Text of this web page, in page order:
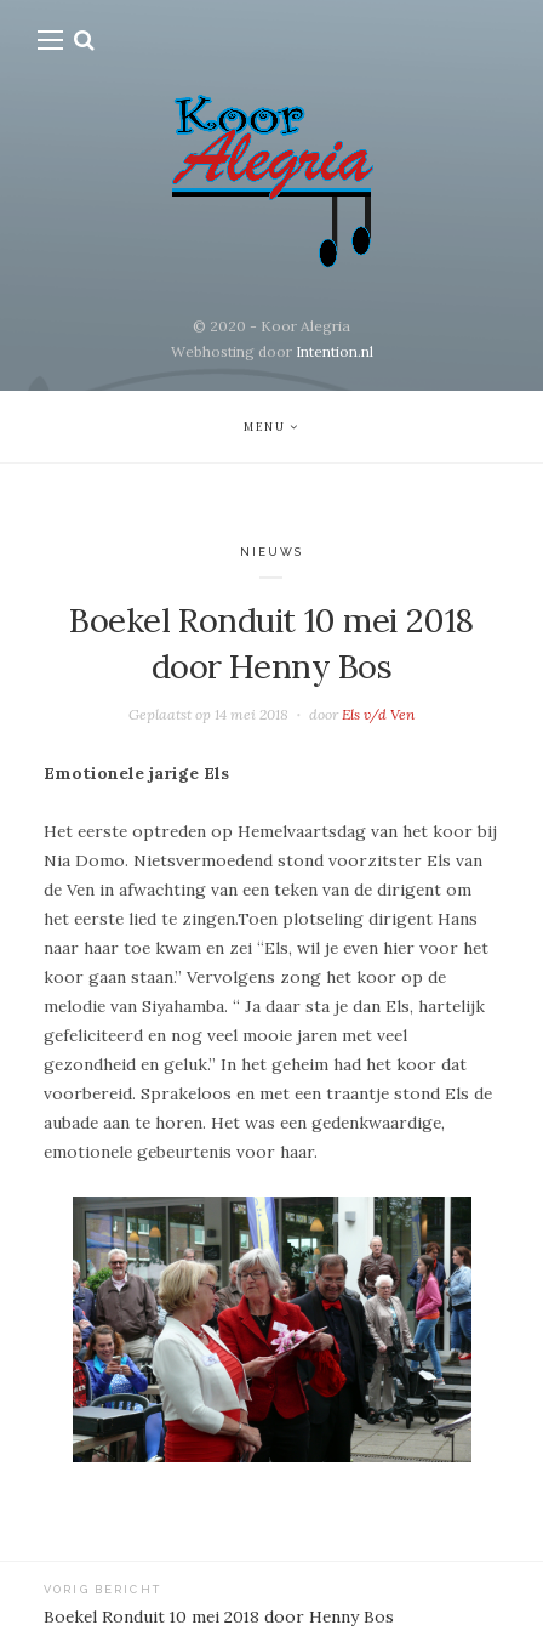
© 2020 - Koor Alegria
Webhosting door Intention.nl
MENU
NIEUWS
Boekel Ronduit 10 mei 2018
door Henny Bos
Geplaatst op 14 mei 2018 door Els v/d Ven
Emotionele jarige Els
Het eerste optreden op Hemelvaartsdag van het koor bij
Nia Domo. Nietsvermoedend stond voorzitster Els van
de Ven in afwachting van een teken van de dirigent om
het eerste lied te zingen.Toen plotseling dirigent Hans
naar haar toe kwam en zei “Els, wil je even hier voor het
koor gaan staan.” Vervolgens zong het koor op de
melodie van Siyahamba. “ Ja daar sta je dan Els, hartelijk
gefeliciteerd en nog veel mooie jaren met veel
gezondheid en geluk.” In het geheim had het koor dat
voorbereid. Sprakeloos en met een traantje stond Els de
aubade aan te horen. Het was een gedenkwaardige,
emotionele gebeurtenis voor haar.
Bericht
VORIG BERICHT
Boekel Ronduit 10 mei 2018 door Henny Bos